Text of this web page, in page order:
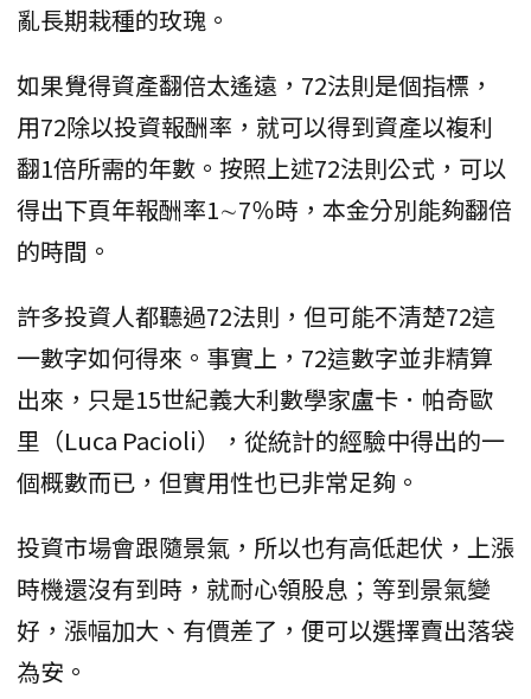
亂長期栽種的玫瑰。
如果覺得資產翻倍太遙遠，72法則是個指標，
用72除以投資報酬率，就可以得到資產以複利
翻1倍所需的年數。按照上述72法則公式，可以
得出下頁年報酬率1∼7％時，本金分別能夠翻倍
的時間。
許多投資人都聽過72法則，但可能不清楚72這
一數字如何得來。事實上，72這數字並非精算
出來，只是15世紀義大利數學家盧卡．帕奇歐
里（Luca Pacioli），從統計的經驗中得出的一
個概數而已，但實用性也已非常足夠。
投資市場會跟隨景氣，所以也有高低起伏，上漲
時機還沒有到時，就耐心領股息；等到景氣變
好，漲幅加大、有價差了，便可以選擇賣出落袋
為安。